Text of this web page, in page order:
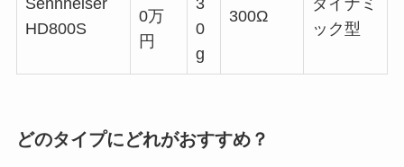
HD800S
0万
円
0
g
300Ω
ック型
どのタイプにどれがおすすめ？